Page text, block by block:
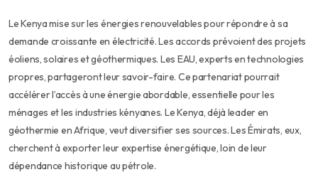
Le Kenya mise sur les énergies renouvelables pour répondre à sa
demande croissante en électricité. Les accords prévoient des projets
éoliens, solaires et géothermiques. Les EAU, experts en technologies
propres, partageront leur savoir-faire. Ce partenariat pourrait
accélérer l’accès à une énergie abordable, essentielle pour les
ménages et les industries kényanes. Le Kenya, déjà leader en
géothermie en Afrique, veut diversifier ses sources. Les Émirats, eux,
cherchent à exporter leur expertise énergétique, loin de leur
dépendance historique au pétrole.